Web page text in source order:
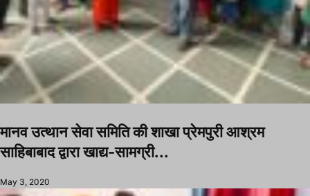
मानव उत्थान सेवा समिति की शाखा प्रेमपुरी आश्रम
साहिबाबाद द्वारा खाद्य-सामग्री...
May 3, 2020